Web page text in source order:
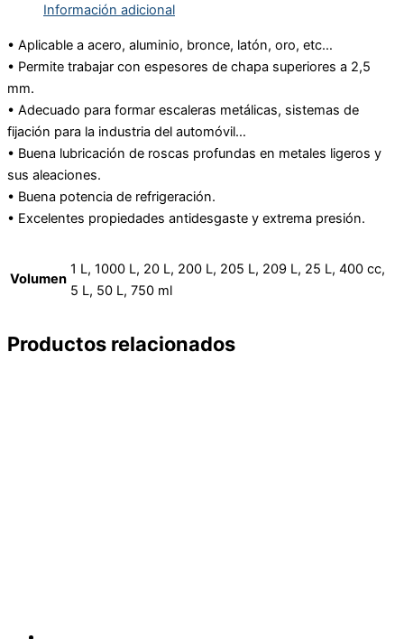
Información adicional
• Aplicable a acero, aluminio, bronce, latón, oro, etc…
• Permite trabajar con espesores de chapa superiores a 2,5
mm.
• Adecuado para formar escaleras metálicas, sistemas de
fijación para la industria del automóvil…
• Buena lubricación de roscas profundas en metales ligeros y
sus aleaciones.
• Buena potencia de refrigeración.
• Excelentes propiedades antidesgaste y extrema presión.
Volumen
1 L, 1000 L, 20 L, 200 L, 205 L, 209 L, 25 L, 400 cc,
5 L, 50 L, 750 ml
Productos relacionados